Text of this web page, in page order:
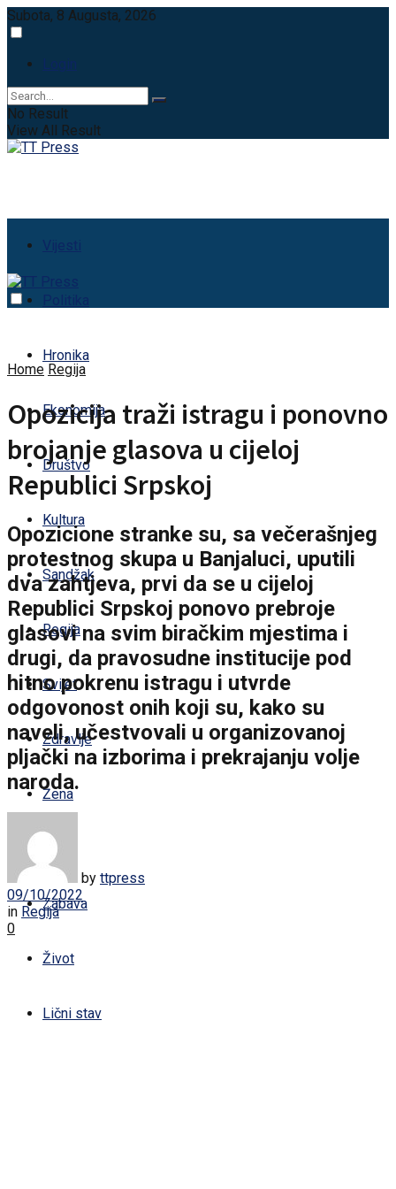
Subota, 8 Augusta, 2026
Login
No Result
View All Result
Vijesti
Politika
Hronika
Ekonomija
Društvo
Kultura
Sandžak
Regija
Svijet
Zdravlje
Žena
Sport
Zabava
Život
Lični stav
Home Regija
Opozicija traži istragu i ponovno
brojanje glasova u cijeloj
Republici Srpskoj
Opozicione stranke su, sa večerašnjeg
protestnog skupa u Banjaluci, uputili
dva zahtjeva, prvi da se u cijeloj
Republici Srpskoj ponovo prebroje
glasovi na svim biračkim mjestima i
drugi, da pravosudne institucije pod
hitno pokrenu istragu i utvrde
odgovonost onih koji su, kako su
naveli, učestvovali u organizovanoj
pljački na izborima i prekrajanju volje
naroda.
by ttpress
09/10/2022
in Regija
0